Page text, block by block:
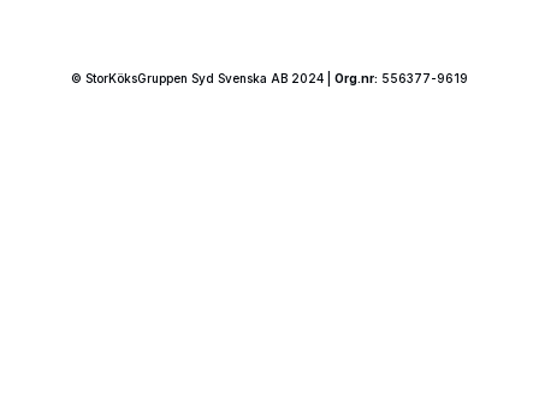
© StorKöksGruppen Syd Svenska AB 2024 | Org.nr: 556377-9619